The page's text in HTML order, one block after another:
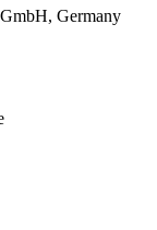
Germany